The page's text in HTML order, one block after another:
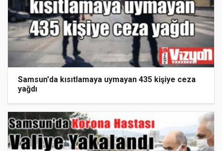
Samsun'da kısıtlamaya uymayan 435 kişiye ceza
yağdı